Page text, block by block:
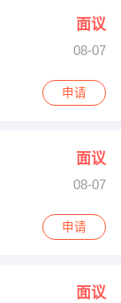
面议
08-07
申请
面议
08-07
申请
面议